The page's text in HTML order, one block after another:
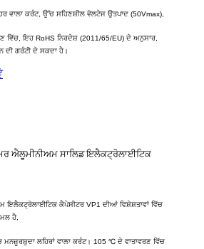
ਵਾਲਾ ਕਰੰਟ, ਉੱਚ ਸਹਿਣਸ਼ੀਲ ਵੋਲਟੇਜ ਉਤਪਾਦ (50Vmax),
ਵਿੱਚ, ਇਹ RoHS ਨਿਰਦੇਸ਼ (2011/65/EU) ਦੇ ਅਨੁਸਾਰ,
ਦੀ ਗਰੰਟੀ ਦੇ ਸਕਦਾ ਹੈ।
ਐਲੂਮੀਨੀਅਮ ਸਾਲਿਡ ਇਲੈਕਟ੍ਰੋਲਾਈਟਿਕ
ਇਲੈਕਟ੍ਰੋਲਾਈਟਿਕ ਕੈਪੇਸੀਟਰ VP1 ਦੀਆਂ ਵਿਸ਼ੇਸ਼ਤਾਵਾਂ ਵਿੱਚ
ਹੈ,
ਲਹਿਰਾਂ ਵਾਲਾ ਕਰੰਟ। 105 ℃ ਦੇ ਵਾਤਾਵਰਣ ਵਿੱਚ